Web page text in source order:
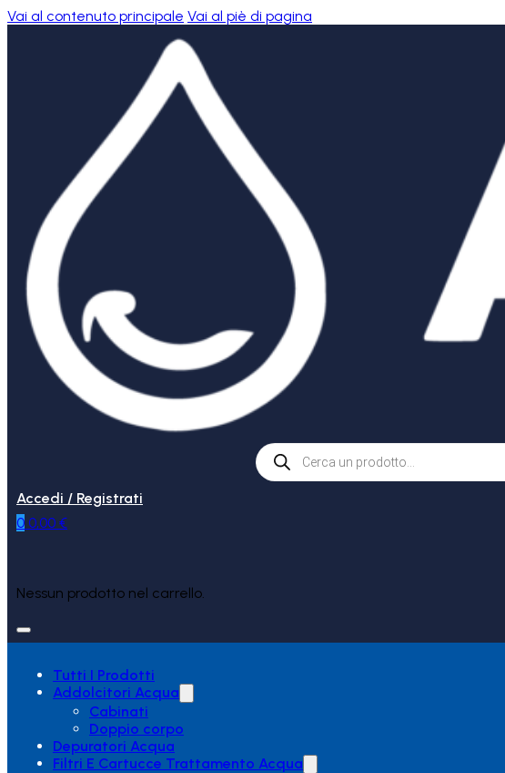
Vai al contenuto principale Vai al piè di pagina
Products
search
Accedi / Registrati
0 0,00 €
Nessun prodotto nel carrello.
Tutti I Prodotti
Addolcitori Acqua
Cabinati
Doppio corpo
Depuratori Acqua
Filtri E Cartucce Trattamento Acqua